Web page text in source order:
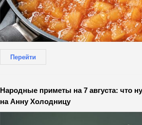
Перейти
Народные приметы на 7 августа: что
на Анну Холодницу